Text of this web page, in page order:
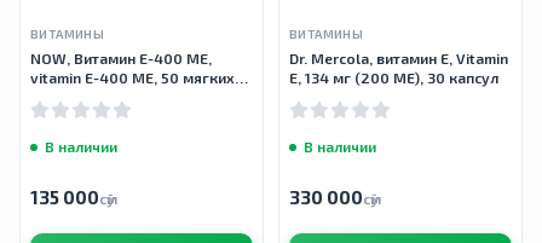
ВИТАМИНЫ
NOW, Витамин Е-400 МЕ,
vitamin E-400 ME, 50 мягких
В наличии
135 000сӯм
ВИТАМИНЫ
Dr. Mercola, витамин E, Vitamin
E, 134 мг (200 МЕ), 30 капсул
В наличии
330 000сӯм